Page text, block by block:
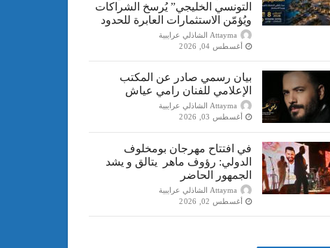
التونسي الخليجي” يُرسخ الشراكات
ويُؤمّن الاستثمارات العابرة للحدود
Attayma الشاذلي عرايبية
أغسطس 04, 2026
بيان رسمي صادر عن المكتب
الإعلامي للفنان رامي عياش
Attayma الشاذلي عرايبية
أغسطس 03, 2026
في افتتاح مهرجان بومخلوف
الدولي: رؤوف ماهر يتالق و يشد
الجمهور الحاضر
Attayma الشاذلي عرايبية
أغسطس 02, 2026